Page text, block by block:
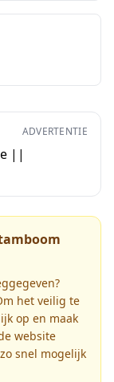
ADVERTENTIE
||
het veilig te
op en maak
website
snel mogelijk